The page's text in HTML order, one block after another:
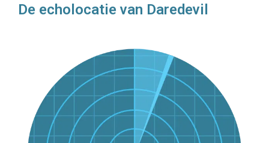
De echolocatie van Daredevil